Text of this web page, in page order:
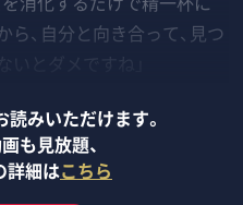
、自分と向き合って、見つ
みいただけます。
も見放題、
詳細はこちら